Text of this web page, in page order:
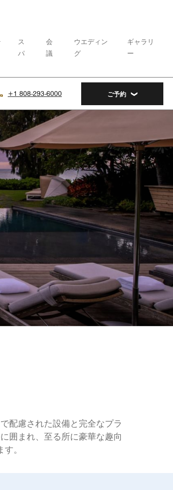
ス
パ
会
議
ウエディン
グ
ギャラリ
ー
+1 808-293-6000 ご予約
配慮された設備と完全なプラ
囲まれ、至る所に豪華な趣向
。